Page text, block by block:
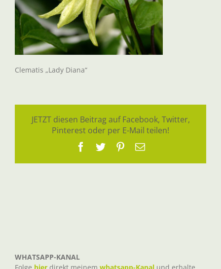
Clematis „Lady Diana“
JETZT diesen Beitrag auf Facebook, Twitter,
Pinterest oder per E-Mail teilen!
Facebook
TwitterPinterest
E-
WHATSAPP-KANAL